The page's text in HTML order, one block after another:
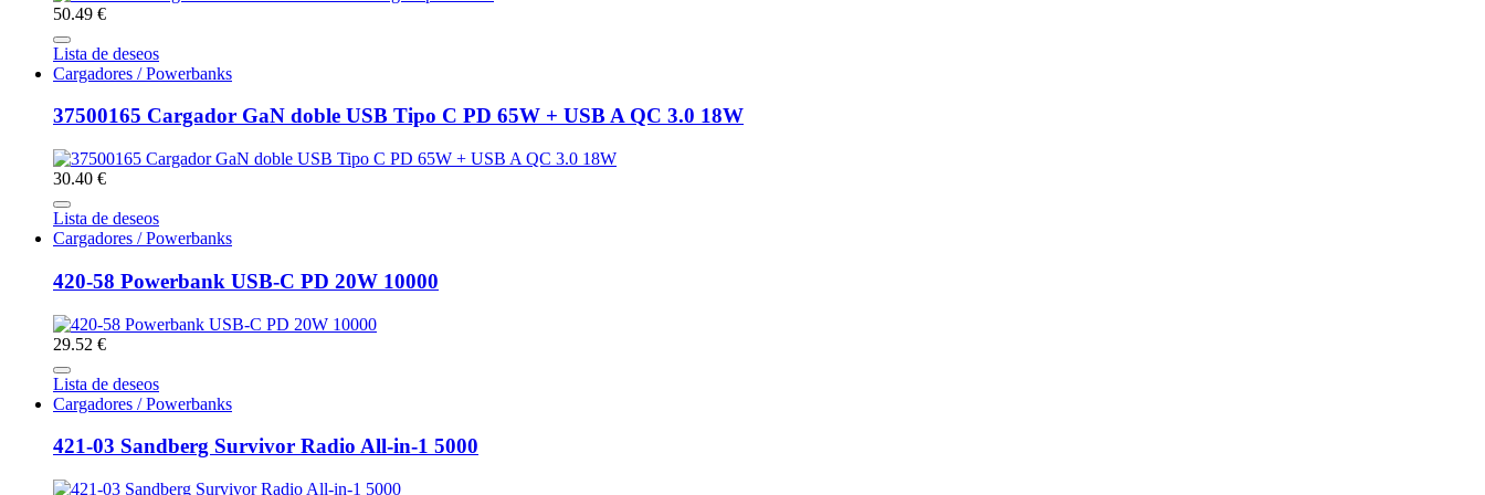
50.49 €
Lista de deseos
Cargadores / Powerbanks
37500165 Cargador GaN doble USB Tipo C PD 65W + USB A QC 3.0 18W
30.40 €
Lista de deseos
Cargadores / Powerbanks
420-58 Powerbank USB-C PD 20W 10000
29.52 €
Lista de deseos
Cargadores / Powerbanks
421-03 Sandberg Survivor Radio All-in-1 5000